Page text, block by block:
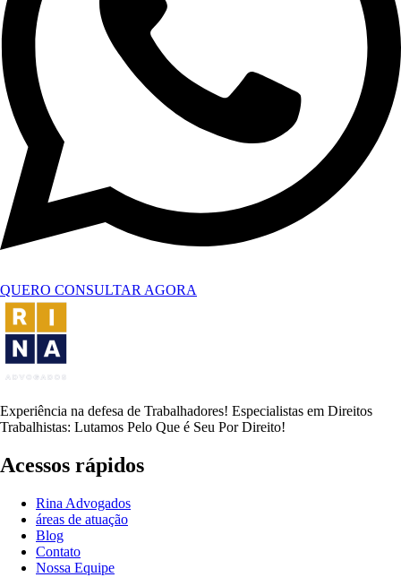
QUERO CONSULTAR AGORA
Experiência na defesa de Trabalhadores! Especialistas em Direitos
Trabalhistas: Lutamos Pelo Que é Seu Por Direito!
Acessos rápidos
Rina Advogados
áreas de atuação
Blog
Contato
Nossa Equipe